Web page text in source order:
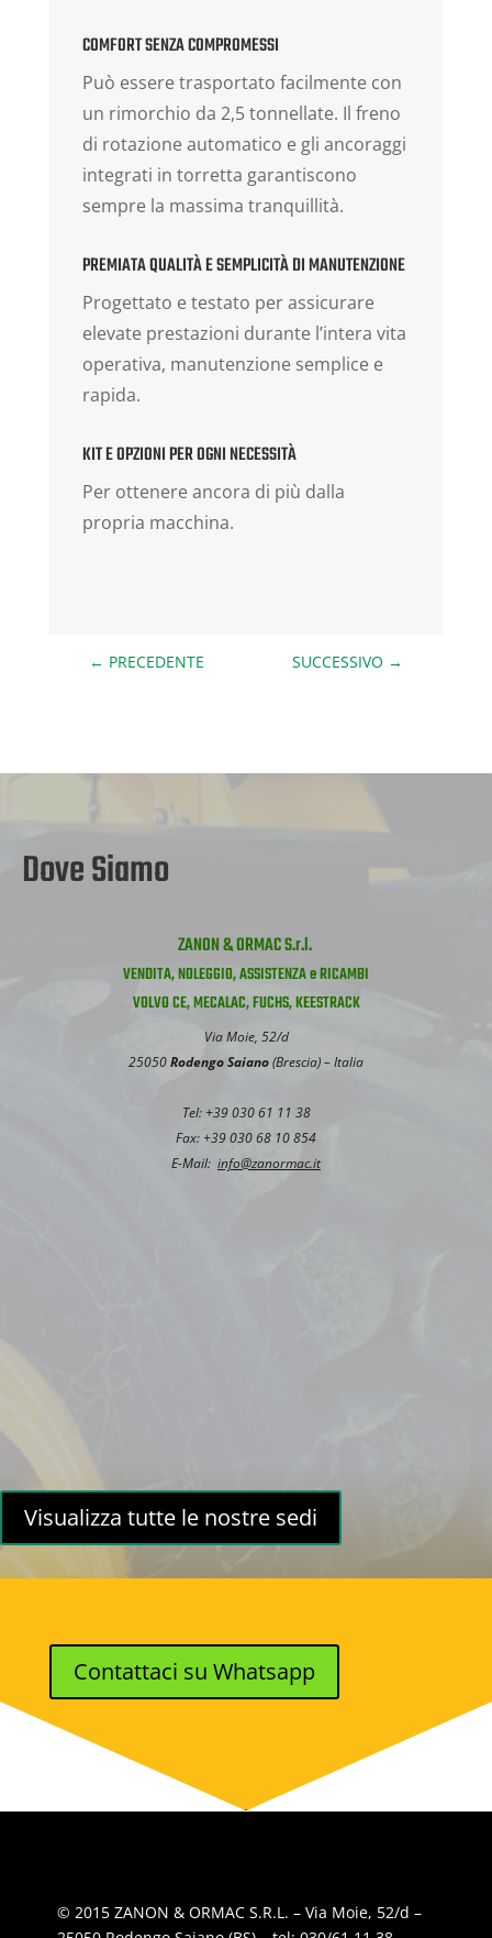
COMFORT SENZA COMPROMESSI
Può essere trasportato facilmente con
un rimorchio da 2,5 tonnellate. Il freno
di rotazione automatico e gli ancoraggi
integrati in torretta garantiscono
sempre la massima tranquillità.
PREMIATA QUALITÀ E SEMPLICITÀ DI MANUTENZIONE
Progettato e testato per assicurare
elevate prestazioni durante l’intera vita
operativa, manutenzione semplice e
rapida.
KIT E OPZIONI PER OGNI NECESSITÀ
Per ottenere ancora di più dalla
propria macchina.
← PRECEDENTE SUCCESSIVO →
Dove Siamo
ZANON & ORMAC S.r.l.
VENDITA, NOLEGGIO, ASSISTENZA e RICAMBI
VOLVO CE, MECALAC, FUCHS, KEESTRACK
Via Moie, 52/d
25050Rodengo Saiano(Brescia) – Italia
Tel: +39 030 61 11 38
Fax: +39 030 68 10 854
E-Mail: info@zanormac.it
Visualizza tutte le nostre sedi
Contattaci su Whatsapp
© 2015 ZANON & ORMAC S.R.L. – Via Moie, 52/d –